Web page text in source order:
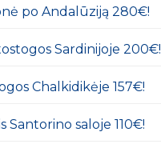
po Andalūziją 280€!
Sardinijoje 200€!
Chalkidikėje 157€!
Santorino saloje 110€!